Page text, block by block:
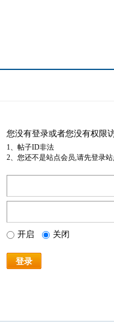
您没有登录或者您没有权限
1、帖子ID非法
2、您还不是站点会员,请先登录站
开启 关闭
登录